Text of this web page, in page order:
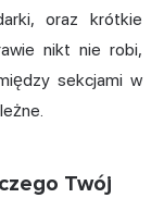
oraz krótkie
nikt nie robi,
sekcjami w
Twój